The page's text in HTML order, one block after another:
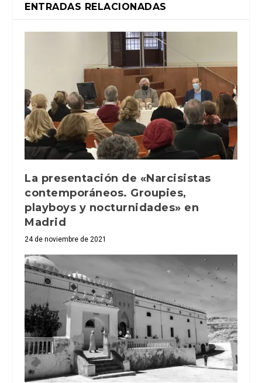
ENTRADAS RELACIONADAS
La presentación de «Narcisistas
contemporáneos. Groupies,
playboys y nocturnidades» en
Madrid
24 de noviembre de 2021